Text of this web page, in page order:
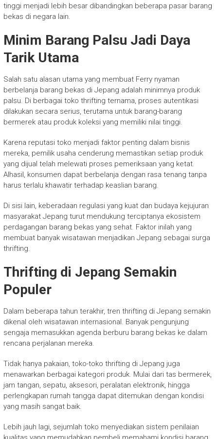
tinggi menjadi lebih besar dibandingkan beberapa pasar barang
bekas di negara lain.
Minim Barang Palsu Jadi Daya
Tarik Utama
Salah satu alasan utama yang membuat Ferry nyaman
berbelanja barang bekas di Jepang adalah minimnya produk
palsu. Di berbagai toko thrifting ternama, proses autentikasi
dilakukan secara serius, terutama untuk barang-barang
bermerek atau produk koleksi yang memiliki nilai tinggi.
Karena reputasi toko menjadi faktor penting dalam bisnis
mereka, pemilik usaha cenderung memastikan setiap produk
yang dijual telah melewati proses pemeriksaan yang ketat.
Alhasil, konsumen dapat berbelanja dengan rasa tenang tanpa
harus terlalu khawatir terhadap keaslian barang.
Di sisi lain, keberadaan regulasi yang kuat dan budaya kejujuran
masyarakat Jepang turut mendukung terciptanya ekosistem
perdagangan barang bekas yang sehat. Faktor inilah yang
membuat banyak wisatawan menjadikan Jepang sebagai surga
thrifting.
Thrifting di Jepang Semakin
Populer
Dalam beberapa tahun terakhir, tren thrifting di Jepang semakin
dikenal oleh wisatawan internasional. Banyak pengunjung
sengaja memasukkan agenda berburu barang bekas ke dalam
rencana perjalanan mereka.
Tidak hanya pakaian, toko-toko thrifting di Jepang juga
menawarkan berbagai kategori produk. Mulai dari tas bermerek,
jam tangan, sepatu, aksesori, peralatan elektronik, hingga
perlengkapan rumah tangga dapat ditemukan dengan kondisi
yang masih sangat baik.
Lebih jauh lagi, sejumlah toko menyediakan sistem penilaian